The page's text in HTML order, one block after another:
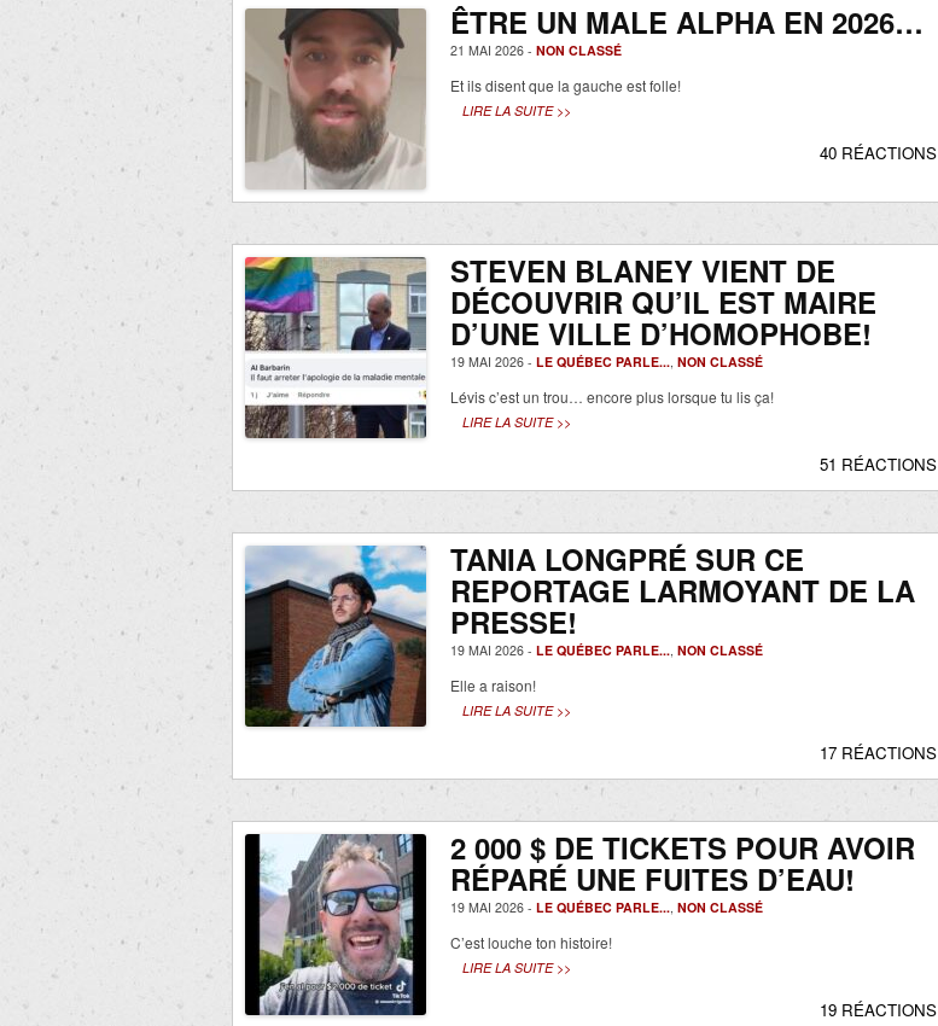
ÊTRE UN MALE ALPHA EN 2026…
21 MAI 2026 - NON CLASSÉ
Et ils disent que la gauche est folle!
LIRE LA SUITE >>
40 RÉACTIONS
STEVEN BLANEY VIENT DE
DÉCOUVRIR QU’IL EST MAIRE
D’UNE VILLE D’HOMOPHOBE!
19 MAI 2026 - LE QUÉBEC PARLE..., NON CLASSÉ
Lévis c’est un trou… encore plus lorsque tu lis ça!
LIRE LA SUITE >>
51 RÉACTIONS
TANIA LONGPRÉ SUR CE
REPORTAGE LARMOYANT DE LA
PRESSE!
19 MAI 2026 - LE QUÉBEC PARLE..., NON CLASSÉ
Elle a raison!
LIRE LA SUITE >>
17 RÉACTIONS
2 000 $ DE TICKETS POUR AVOIR
RÉPARÉ UNE FUITES D’EAU!
19 MAI 2026 - LE QUÉBEC PARLE..., NON CLASSÉ
C’est louche ton histoire!
LIRE LA SUITE >>
19 RÉACTIONS